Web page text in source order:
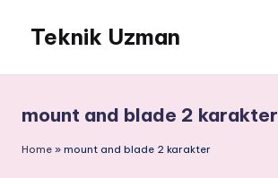
content
Teknik Uzman
mount and blade 2 karakter
Home » mount and blade 2 karakter